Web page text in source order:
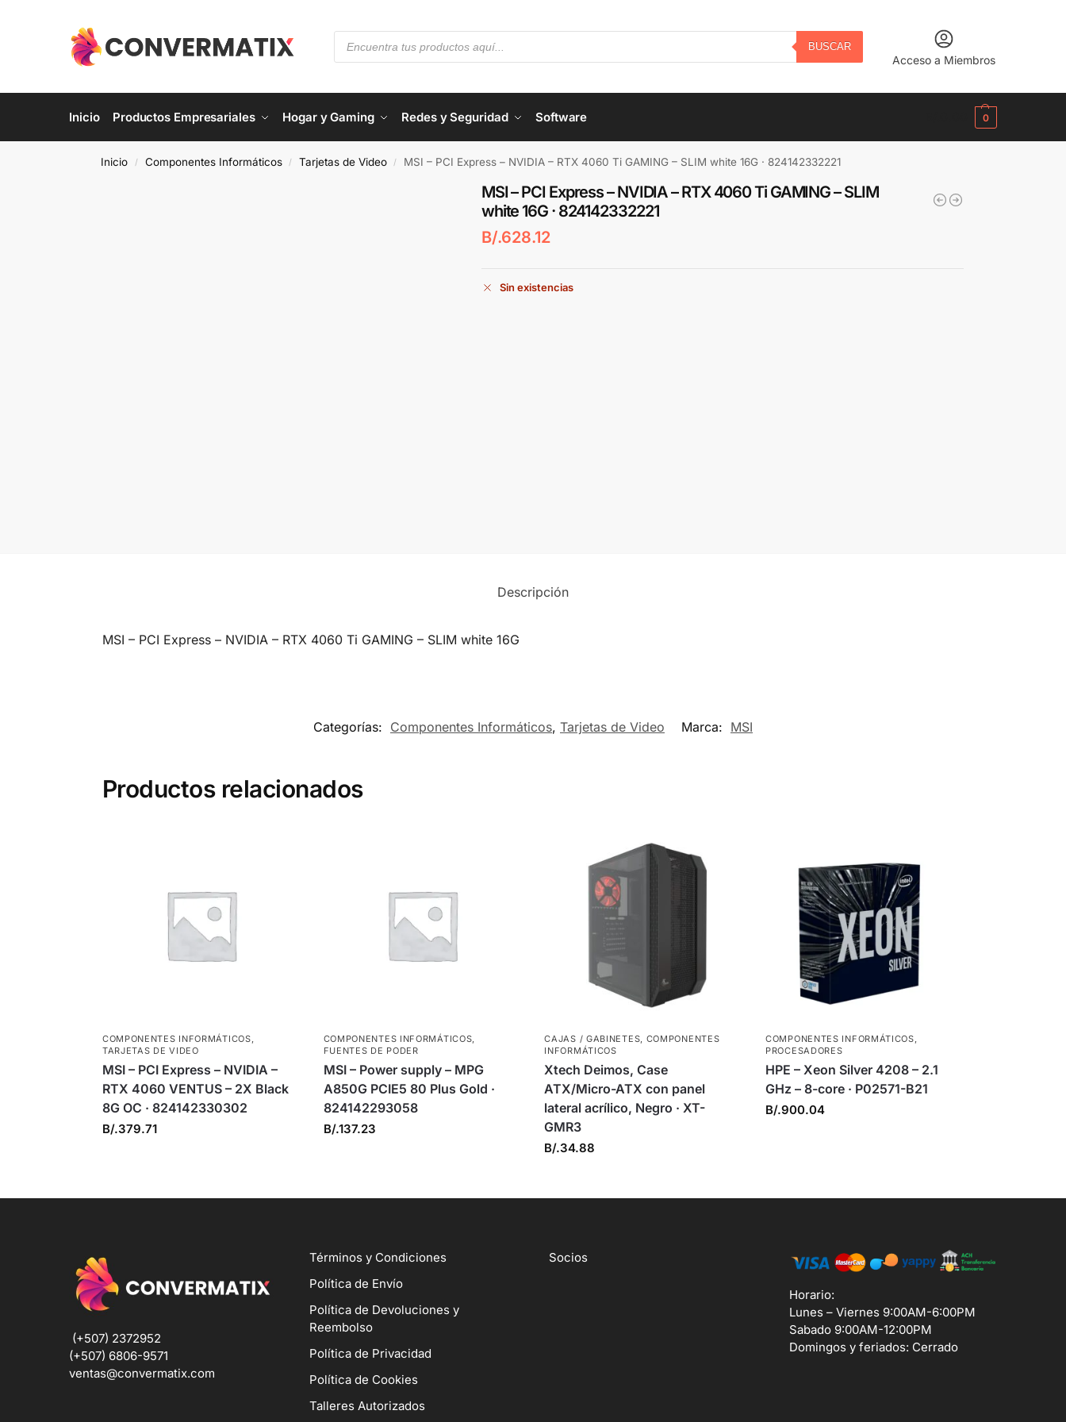
BUSCAR
Acceso a Miembros
Inicio Productos Empresariales Hogar y Gaming Redes y Seguridad Software 0
Inicio / Componentes Informáticos / Tarjetas de Video / MSI – PCI Express – NVIDIA – RTX 4060 Ti GAMING – SLIM white 16G · 824142332221
MSI – PCI Express – NVIDIA – RTX 4060 Ti GAMING – SLIM
white 16G · 824142332221
B/.628.12
Sin existencias
Descripción
MSI – PCI Express – NVIDIA – RTX 4060 Ti GAMING – SLIM white 16G
Categorías: Componentes Informáticos, Tarjetas de Video Marca: MSI
Productos relacionados
COMPONENTES INFORMÁTICOS
TARJETAS DE VIDEO
MSI – PCI Express – NVIDIA –
RTX 4060 VENTUS – 2X Black
8G OC · 824142330302
B/.379.71
COMPONENTES INFORMÁTICOS
FUENTES DE PODER
MSI – Power supply – MPG
A850G PCIE5 80 Plus Gold ·
824142293058
B/.137.23
CAJAS / GABINETES COMPONENTES
INFORMÁTICOS
Xtech Deimos, Case
ATX/Micro-ATX con panel
lateral acrílico, Negro · XT-
GMR3
B/.34.88
COMPONENTES INFORMÁTICOS
PROCESADORES
HPE – Xeon Silver 4208 – 2.1
GHz – 8-core · P02571-B21
B/.900.04
(+507) 2372952
(+507) 6806-9571
ventas@convermatix.com
Términos y Condiciones
Política de Envío
Política de Devoluciones y
Reembolso
Política de Privacidad
Política de Cookies
Talleres Autorizados
Socios
Horario:
Lunes – Viernes 9:00AM-6:00PM
Sabado 9:00AM-12:00PM
Domingos y feriados: Cerrado